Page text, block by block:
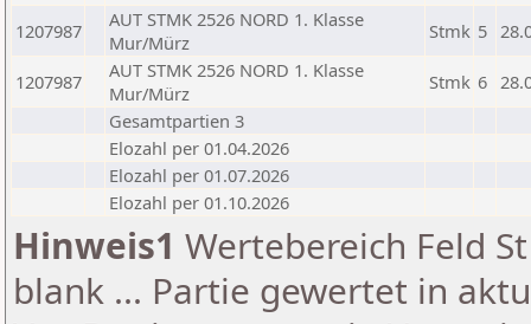
1207987
AUT STMK 2526 NORD 1. Klasse
Mur/Mürz
Stmk 5
1207987
AUT STMK 2526 NORD 1. Klasse
Mur/Mürz
Stmk 6
Gesamtpartien 3
Elozahl per 01.04.2026
Elozahl per 01.07.2026
Elozahl per 01.10.2026
Hinweis1 Wertebereich Feld
blank ... Partie gewertet in